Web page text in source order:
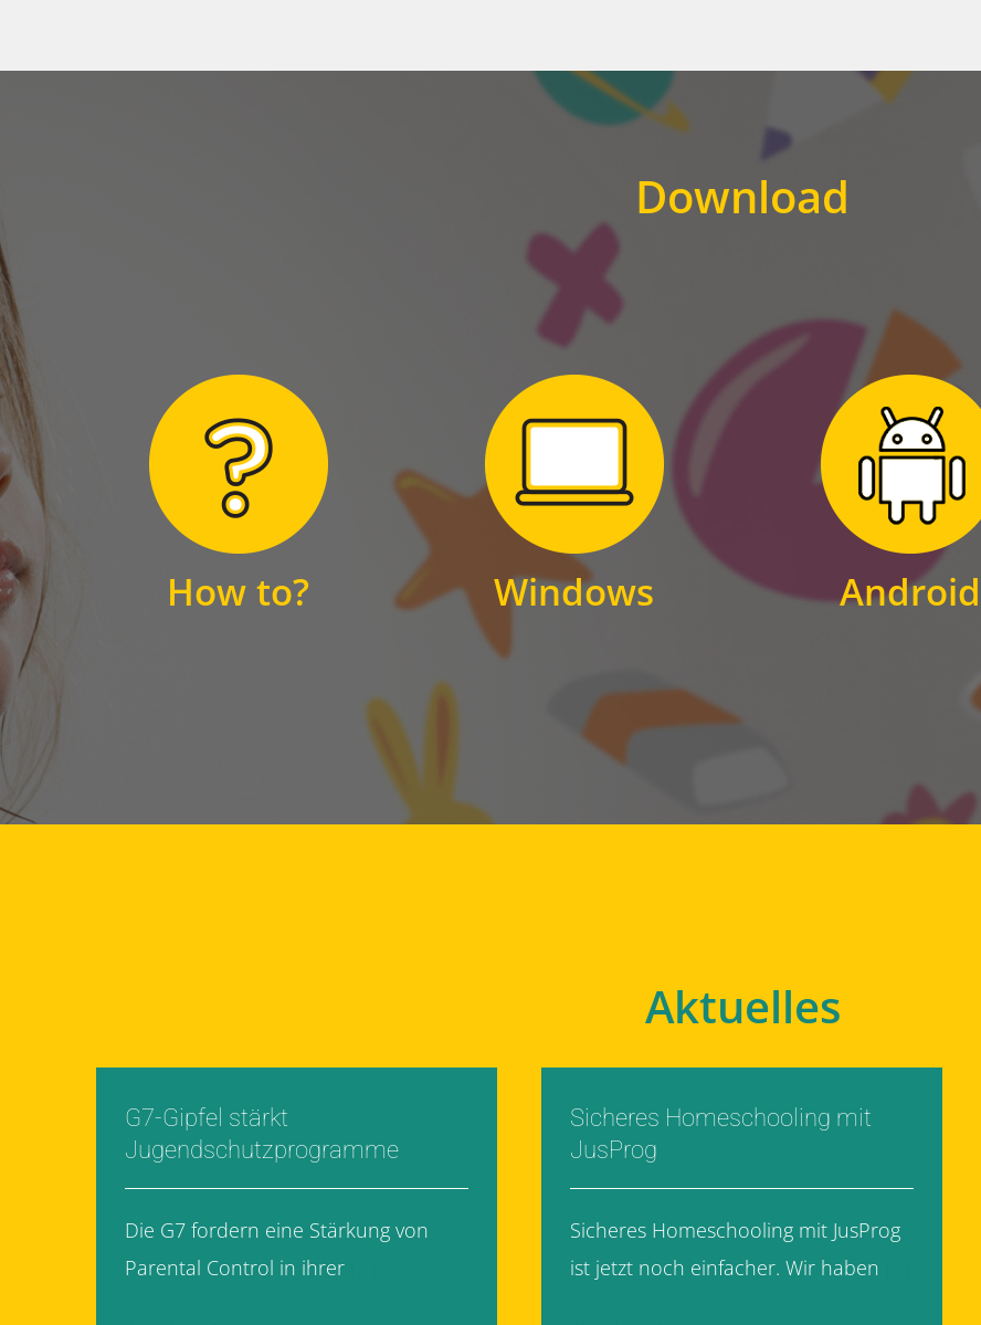
Download
How to?
Hier finden Sie
Windows
Zum Download
für Windows
Android
Zum Download
für Android
Aktuelles
G7-Gipfel stärkt
Jugendschutzprogramme
Die G7 fordern eine Stärkung von
Parental Control in ihrer
Sicheres Homeschooling mit
JusProg
Sicheres Homeschooling mit JusProg
ist jetzt noch einfacher. Wir haben